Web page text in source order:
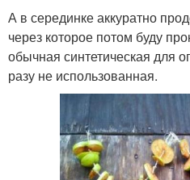
А в серединке аккуратно
через которое потом буду
обычная синтетическая для
разу не использованная.